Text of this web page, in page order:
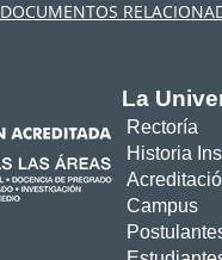
DOCUMENTOS
La
Rectoría
Historia
Campus